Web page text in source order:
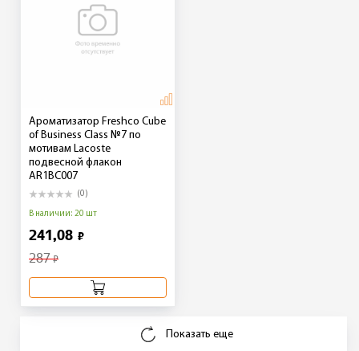
Ароматизатор Freshco Cube
of Business Class №7 по
мотивам Lacoste
подвесной флакон
AR1BC007
(0)
В наличии: 20 шт
241,08 ₽
287₽
Показать еще